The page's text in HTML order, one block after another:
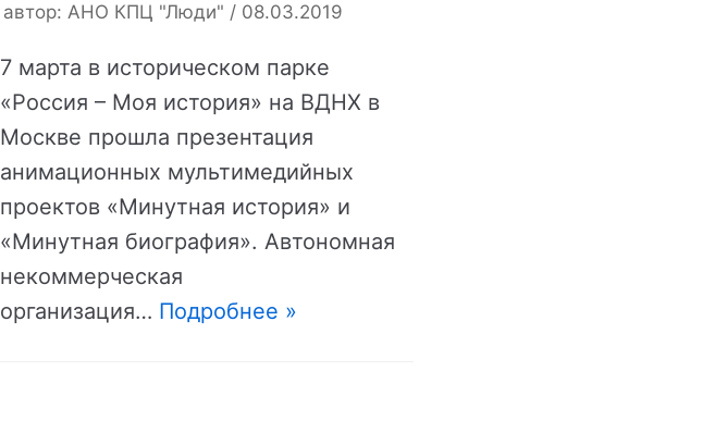
автор: АНО КПЦ "Люди" 08.03.2019
7 марта в историческом парке
«Россия – Моя история» на ВДНХ в
Москве прошла презентация
анимационных мультимедийных
проектов «Минутная история» и
«Минутная биография». Автономная
некоммерческая
организация… Подробнее »